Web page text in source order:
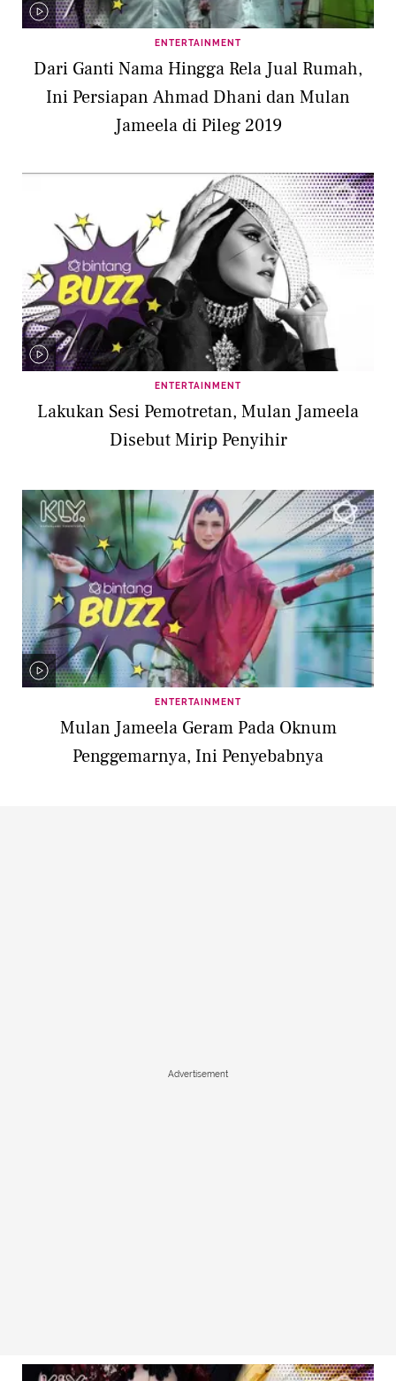
ENTERTAINMENT
Dari Ganti Nama Hingga Rela Jual Rumah,
Ini Persiapan Ahmad Dhani dan Mulan
Jameela di Pileg 2019
ENTERTAINMENT
Lakukan Sesi Pemotretan, Mulan Jameela
Disebut Mirip Penyihir
ENTERTAINMENT
Mulan Jameela Geram Pada Oknum
Penggemarnya, Ini Penyebabnya
Advertisement